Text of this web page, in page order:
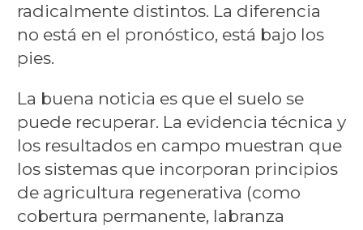
radicalmente distintos. La diferencia
no está en el pronóstico, está bajo los
pies.
La buena noticia es que el suelo se
puede recuperar. La evidencia técnica y
los resultados en campo muestran que
los sistemas que incorporan principios
de agricultura regenerativa (como
cobertura permanente, labranza